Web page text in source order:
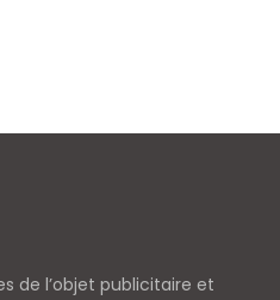
de l’objet publicitaire et